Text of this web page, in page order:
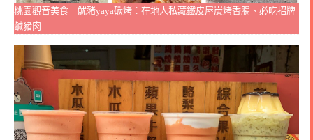
桃園觀音美食｜魷豬yaya碳烤：在地人私藏鐵皮屋炭烤香腸、必吃招牌
鹹豬肉